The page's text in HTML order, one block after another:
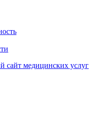
сайт медицинских услуг